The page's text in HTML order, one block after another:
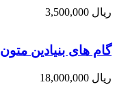
ریال
گام های بنیادین
ریال